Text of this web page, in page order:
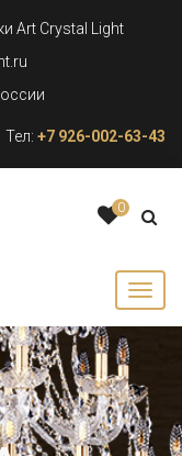
Art Crystal Light
Тел: +7 926-002-63-43
0